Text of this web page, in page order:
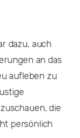
dazu, auch
an das
aufleben zu
die
persönlich